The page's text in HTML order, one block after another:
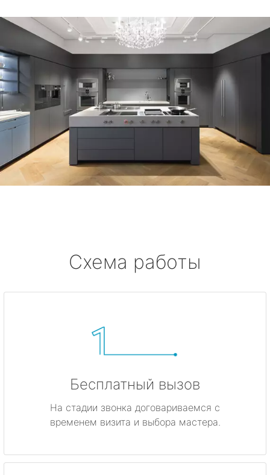
Схема работы
Бесплатный вызов
На стадии звонка договариваемся с
временем визита и выбора мастера.